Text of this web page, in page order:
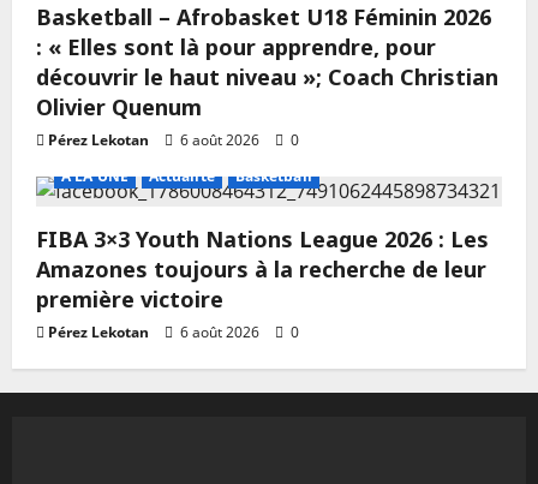
Basketball – Afrobasket U18 Féminin 2026
: « Elles sont là pour apprendre, pour
découvrir le haut niveau »; Coach Christian
Olivier Quenum
Pérez Lekotan 6 août 2026
0
A LA UNE
Actualité Basketball
FIBA 3×3 Youth Nations League 2026 : Les
Amazones toujours à la recherche de leur
première victoire
Pérez Lekotan 6 août 2026 0